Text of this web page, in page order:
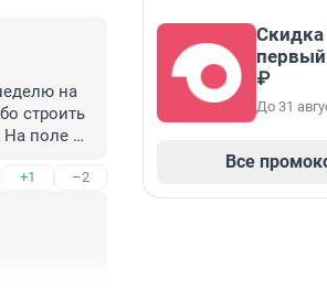
на
строить
На поле
И так
+1 –2
первый
₽
До 31
Все